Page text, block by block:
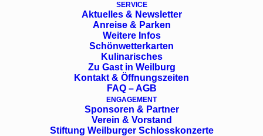
SERVICE
Aktuelles & Newsletter
Anreise & Parken
Weitere Infos
Schönwetterkarten
Kulinarisches
Zu Gast in Weilburg
Kontakt & Öffnungszeiten
FAQ – AGB
ENGAGEMENT
Sponsoren & Partner
Verein & Vorstand
Stiftung Weilburger Schlosskonzerte
Barrelhouse Jazzband
Energie, Spielfreude, Begeisterung. Das Publikum
spürt es sofort – auch im einundsiebzigsten Jahr der
Barrelhouse Jazzband. Die Barrelhouse Jazzband
spielt klassischen Jazz, frühen Swing, New-Orleans-